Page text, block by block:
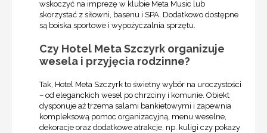
wskoczyć na imprezę w klubie Meta Music lub
skorzystać z siłowni, basenu i SPA. Dodatkowo dostępne
są boiska sportowe i wypożyczalnia sprzętu.
Czy Hotel Meta Szczyrk organizuje
wesela i przyjęcia rodzinne?
Tak, Hotel Meta Szczyrk to świetny wybór na uroczystości
– od eleganckich wesel po chrzciny i komunie. Obiekt
dysponuje aż trzema salami bankietowymi i zapewnia
kompleksową pomoc organizacyjną, menu weselne,
dekoracje oraz dodatkowe atrakcje, np. kuligi czy pokazy